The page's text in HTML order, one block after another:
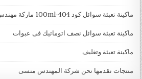
ماكينة تعبئة سوائل كود 404-100ml ماركة مهندس منسي
ماكينة تعبئة سوائل نصف اتوماتيك فى عبوات
ماكينة تعبئة وتغليف
منتجات نقدمها نحن شركة المهندس منسى